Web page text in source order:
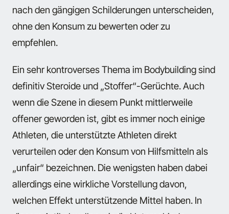
nach den gängigen Schilderungen unterscheiden,
ohne den Konsum zu bewerten oder zu
empfehlen.
Ein sehr kontroverses Thema im Bodybuilding sind
definitiv Steroide und „Stoffer“-Gerüchte. Auch
wenn die Szene in diesem Punkt mittlerweile
offener geworden ist, gibt es immer noch einige
Athleten, die unterstützte Athleten direkt
verurteilen oder den Konsum von Hilfsmitteln als
„unfair“ bezeichnen. Die wenigsten haben dabei
allerdings eine wirkliche Vorstellung davon,
welchen Effekt unterstützende Mittel haben. In